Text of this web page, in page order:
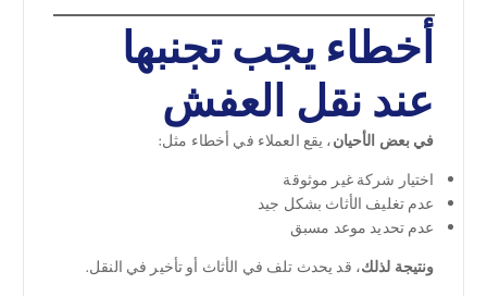
أخطاء يجب تجنبها
عند نقل العفش
في بعض الأحيان، يقع العملاء في أخطاء مثل:
اختيار شركة غير موثوقة
عدم تغليف الأثاث بشكل جيد
عدم تحديد موعد مسبق
ونتيجة لذلك، قد يحدث تلف في الأثاث أو تأخير في النقل.